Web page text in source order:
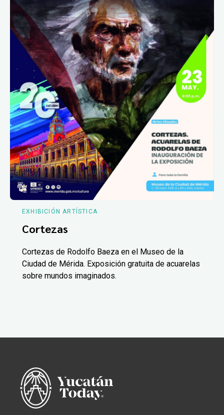
EXHIBICIÓN ARTÍSTICA
Cortezas
Cortezas de Rodolfo Baeza en el Museo de la
Ciudad de Mérida. Exposición gratuita de acuarelas
sobre mundos imaginados.